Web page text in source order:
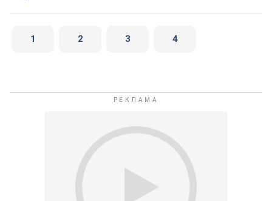
1 2 3 4